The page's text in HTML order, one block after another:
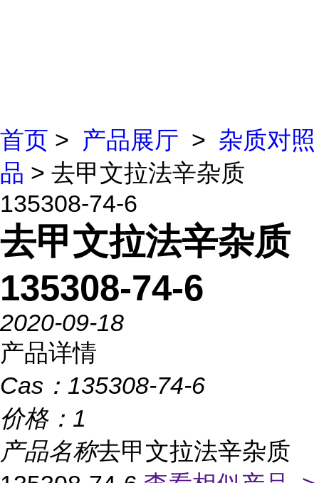
首页 > 产品展厅 > 杂质对照
品 > 去甲文拉法辛杂质
135308-74-6
去甲文拉法辛杂质
135308-74-6
2020-09-18
产品详情
Cas： 135308-74-6
价格： 1
产品名称去甲文拉法辛杂质